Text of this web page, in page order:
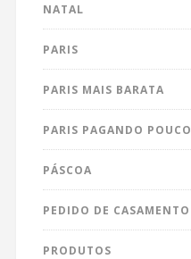
NATAL
PARIS
PARIS MAIS BARATA
PARIS PAGANDO POUCO
PÁSCOA
PEDIDO DE CASAMENTO
PRODUTOS